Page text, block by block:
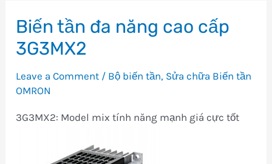
Biến tần đa năng cao cấp
3G3MX2
Leave a Comment / Bộ biến tần, Sửa chữa Biến tần
OMRON
3G3MX2: Model mix tính năng mạnh giá cực tốt